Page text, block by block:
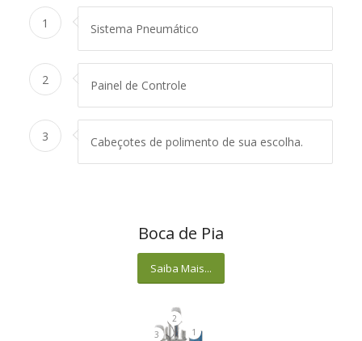
1 Sistema Pneumático
2 Painel de Controle
3 Cabeçotes de polimento de sua escolha.
Boca de Pia
Saiba Mais...
1
2
3